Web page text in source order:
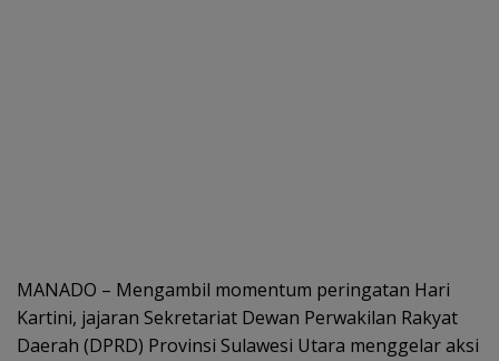
MANADO – Mengambil momentum peringatan Hari
Kartini, jajaran Sekretariat Dewan Perwakilan Rakyat
Daerah (DPRD) Provinsi Sulawesi Utara menggelar aksi